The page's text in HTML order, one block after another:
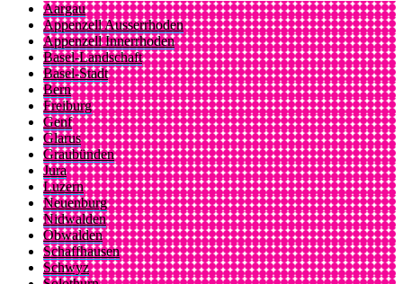
Aargau
Appenzell Ausserrhoden
Appenzell Innerrhoden
Basel-Landschaft
Basel-Stadt
Bern
Freiburg
Genf
Glarus
Graubünden
Jura
Luzern
Neuenburg
Nidwalden
Obwalden
Schaffhausen
Schwyz